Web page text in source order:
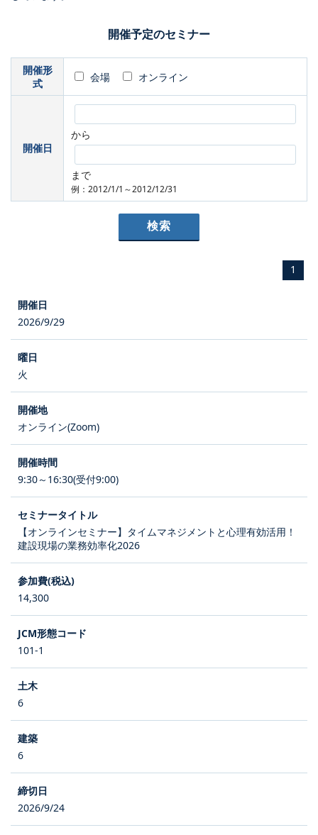
開催予定のセミナー
開催形
式
会場 オンライン
開催日
から
まで
例：2012/1/1～2012/12/31
1
2026/9/29
火
オンライン(Zoom)
9:30～16:30(受付9:00)
【オンラインセミナー】タイムマネジメントと心理有効活用！
建設現場の業務効率化2026
14,300
101-1
6
6
2026/9/24